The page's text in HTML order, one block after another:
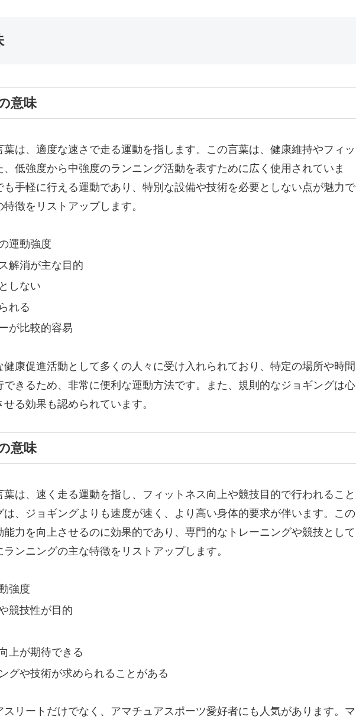
意味
葉は、適度な速さで走る運動を指します。この言葉は、健康維持やフィッ
、低強度から中強度のランニング活動を表すために広く使用されていま
手軽に行える運動であり、特別な設備や技術を必要としない点が魅力で
徴をリストアップします。
運動強度
解消が主な目的
しない
れる
が比較的容易
健康促進活動として多くの人々に受け入れられており、特定の場所や時間
きるため、非常に便利な運動方法です。また、規則的なジョギングは心
る効果も認められています。
意味
葉は、速く走る運動を指し、フィットネス向上や競技目的で行われること
、ジョギングよりも速度が速く、より高い身体的要求が伴います。この
力を向上させるのに効果的であり、専門的なトレーニングや競技として
ンニングの主な特徴をリストアップします。
強度
競技性が目的
上が期待できる
グや技術が求められることがある
スリートだけでなく、アマチュアスポーツ愛好者にも人気があります。マ